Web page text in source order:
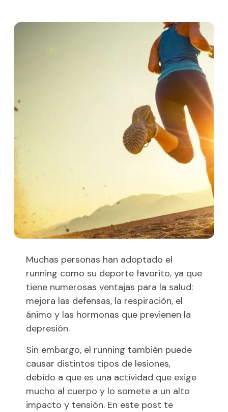
Muchas personas han adoptado el
running como su deporte favorito, ya que
tiene numerosas ventajas para la salud:
mejora las defensas, la respiración, el
ánimo y las hormonas que previenen la
depresión.
Sin embargo, el running también puede
causar distintos tipos de lesiones,
debido a que es una actividad que exige
mucho al cuerpo y lo somete a un alto
impacto y tensión. En este post te